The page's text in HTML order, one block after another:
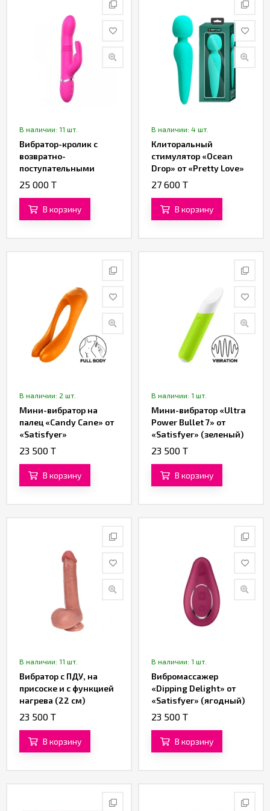
В наличии: 11 шт.
Вибратор-кролик с
возвратно-
поступательными
движениями от
25 000 T
В корзину
В наличии: 4 шт.
Клиторальный
стимулятор «Ocean
Drop» от «Pretty Love»
(бирюзовый)
27 600 T
В корзину
В наличии: 2 шт.
Мини-вибратор на
палец «Candy Cane» от
«Satisfyer»
(оранжевый)
23 500 T
В корзину
В наличии: 1 шт.
Мини-вибратор «Ultra
Power Bullet 7» от
«Satisfyer» (зеленый)
23 500 T
В корзину
В наличии: 11 шт.
Вибратор с ПДУ, на
присоске и с функцией
нагрева (22 см)
(коричневый)
23 500 T
В корзину
В наличии: 1 шт.
Вибромассажер
«Dipping Delight» от
«Satisfyer» (ягодный)
23 500 T
В корзину